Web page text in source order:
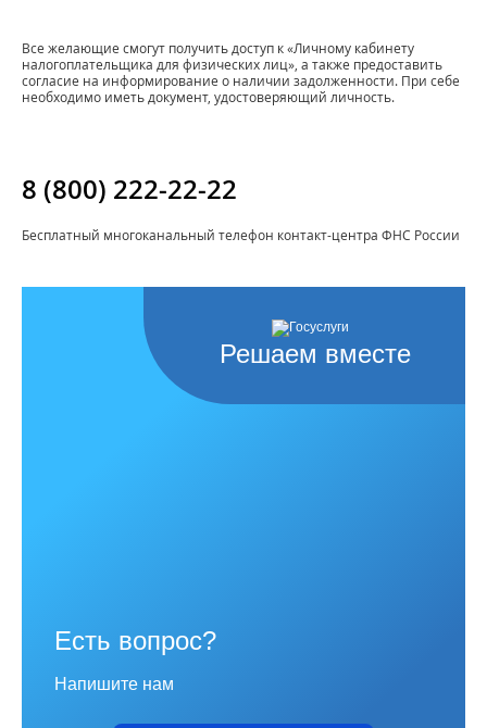
Все желающие смогут получить доступ к «Личному кабинету
налогоплательщика для физических лиц», а также предоставить
согласие на информирование о наличии задолженности. При себе
необходимо иметь документ, удостоверяющий личность.
8 (800) 222-22-22
Бесплатный многоканальный телефон контакт-центра ФНС России
Решаем вместе
Есть вопрос?
Напишите нам